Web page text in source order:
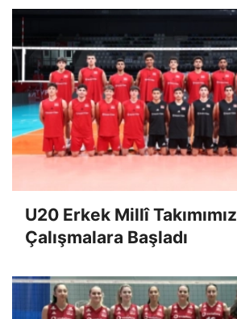
U20 Erkek Millî Takımımız
Çalışmalara Başladı